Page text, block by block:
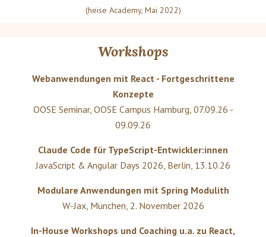
(heise Academy, Mai 2022)
Workshops
Webanwendungen mit React - Fortgeschrittene
Konzepte
OOSE Seminar, OOSE Campus Hamburg 07.09.26 -
09.09.26
Claude Code für TypeScript-Entwickler:innen
JavaScript & Angular Days 2026 Berlin 13.10.26
Modulare Anwendungen mit Spring Modulith
W-Jax, München 2. November 2026
In-House Workshops und Coaching u.a. zu React,